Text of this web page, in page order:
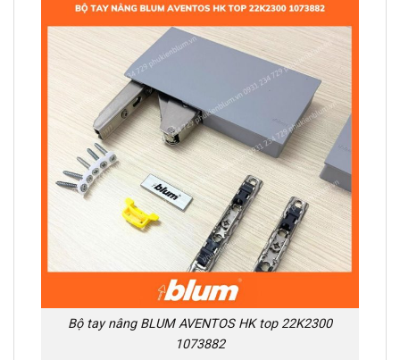
Bộ tay nâng BLUM AVENTOS HK top 22K2300
1073882